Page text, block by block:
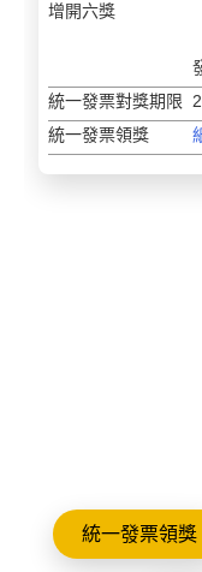
增開六獎
統一發票對獎期限
統一發票領獎
統一發票領獎